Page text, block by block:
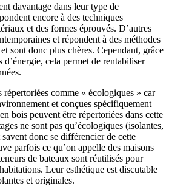
davantage dans leur type de
encore à des techniques
et des formes éprouvés. D’autres
et répondent à des méthodes
sont donc plus chères. Cependant, grâce
d’énergie, cela permet de rentabiliser
répertoriées comme « écologiques » car
et conçues spécifiquement
bois peuvent être répertoriées dans cette
ne sont pas qu’écologiques (isolantes,
savent donc se différencier de cette
parfois ce qu’on appelle des maisons
de bateaux sont réutilisés pour
Leur esthétique est discutable
et originales.